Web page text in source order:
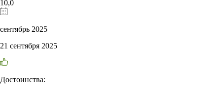
10,0
сентябрь 2025
21 сентября 2025
Достоинства: